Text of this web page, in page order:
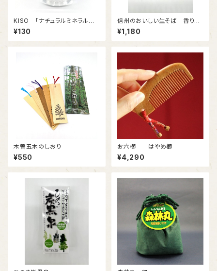
KISO 「ナチュラルミネラルウォ
ーター」280ml
¥130
信州のおいしい生そば 香りの
藪 【半生そば】めんつゆ付
¥1,180
木曽五木のしおり
¥550
お六櫛 はやめ櫛
¥4,290